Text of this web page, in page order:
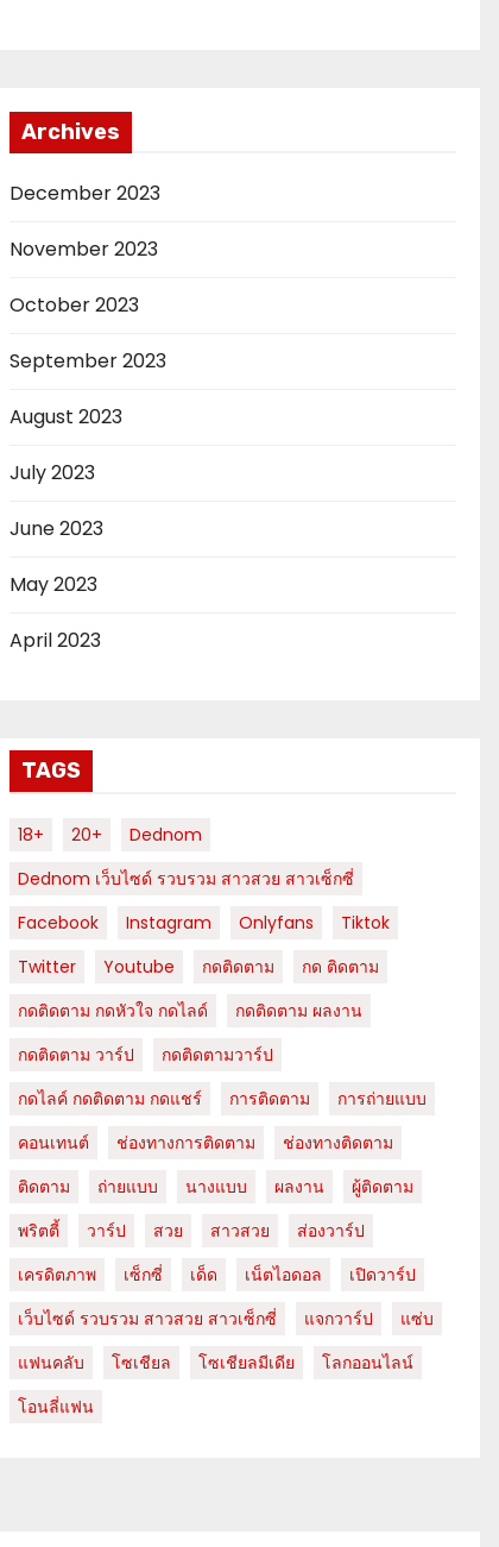
Archives
December 2023
November 2023
October 2023
September 2023
August 2023
July 2023
June 2023
May 2023
April 2023
TAGS
18+ 20+
Dednom
Dednom เว็บไซด์ รวบรวม สาวสวย สาวเซ็กซี่
Facebook
Instagram Onlyfans
Tiktok
Twitter
Youtube กดติดตาม
กด ติดตาม
กดติดตาม กดหัวใจ กดไลด์
กดติดตาม ผลงาน
กดติดตาม วาร์ป
กดติดตามวาร์ป
กดไลค์ กดติดตาม กดแชร์
การติดตาม
การถ่ายแบบ
คอนเทนต์
ช่องทางการติดตาม
ช่องทางติดตาม
ติดตาม
ถ่ายแบบ นางแบบ ผลงาน
ผู้ติดตาม
พริตตี้
วาร์ป สวย สาวสวย
ส่องวาร์ป
เครดิตภาพ
เซ็กซี่ เด็ด เน็ตไอดอล
เปิดวาร์ป
เว็บไซด์ รวบรวม สาวสวย สาวเซ็กซี่
แจกวาร์ป
แซ่บ
แฟนคลับ
โซเชียล โซเชียลมีเดีย
โลกออนไลน์
โอนลี่แฟน